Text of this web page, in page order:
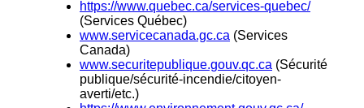
https://www.quebec.ca/services-quebec/
(Services Québec)
www.servicecanada.gc.ca (Services
Canada)
www.securitepublique.gouv.qc.ca (Sécurité
publique/sécurité-incendie/citoyen-
averti/etc.)